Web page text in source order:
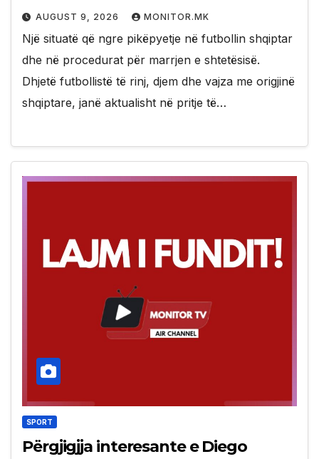
AUGUST 9, 2026 MONITOR.MK
Një situatë që ngre pikëpyetje në futbollin shqiptar
dhe në procedurat për marrjen e shtetësisë.
Dhjetë futbollistë të rinj, djem dhe vajza me origjinë
shqiptare, janë aktualisht në pritje të…
SPORT
Përgjigjja interesante e Diego